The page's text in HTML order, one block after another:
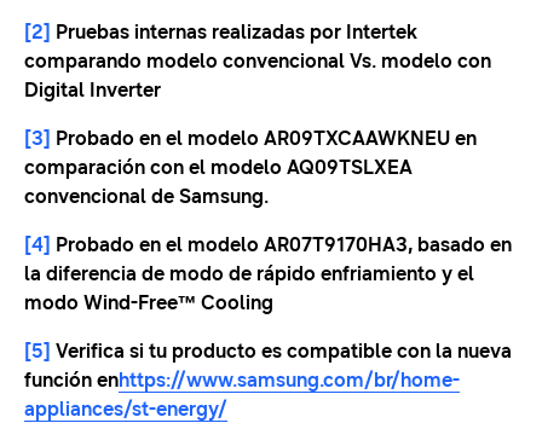
[2] Pruebas internas realizadas por Intertek
comparando modelo convencional Vs. modelo con
Digital Inverter
[3] Probado en el modelo AR09TXCAAWKNEU en
comparación con el modelo AQ09TSLXEA
convencional de Samsung.
[4] Probado en el modelo AR07T9170HA3, basado en
la diferencia de modo de rápido enfriamiento y el
modo Wind-Free™ Cooling
[5] Verifica si tu producto es compatible con la nueva
función enhttps://www.samsung.com/br/home-
appliances/st-energy/